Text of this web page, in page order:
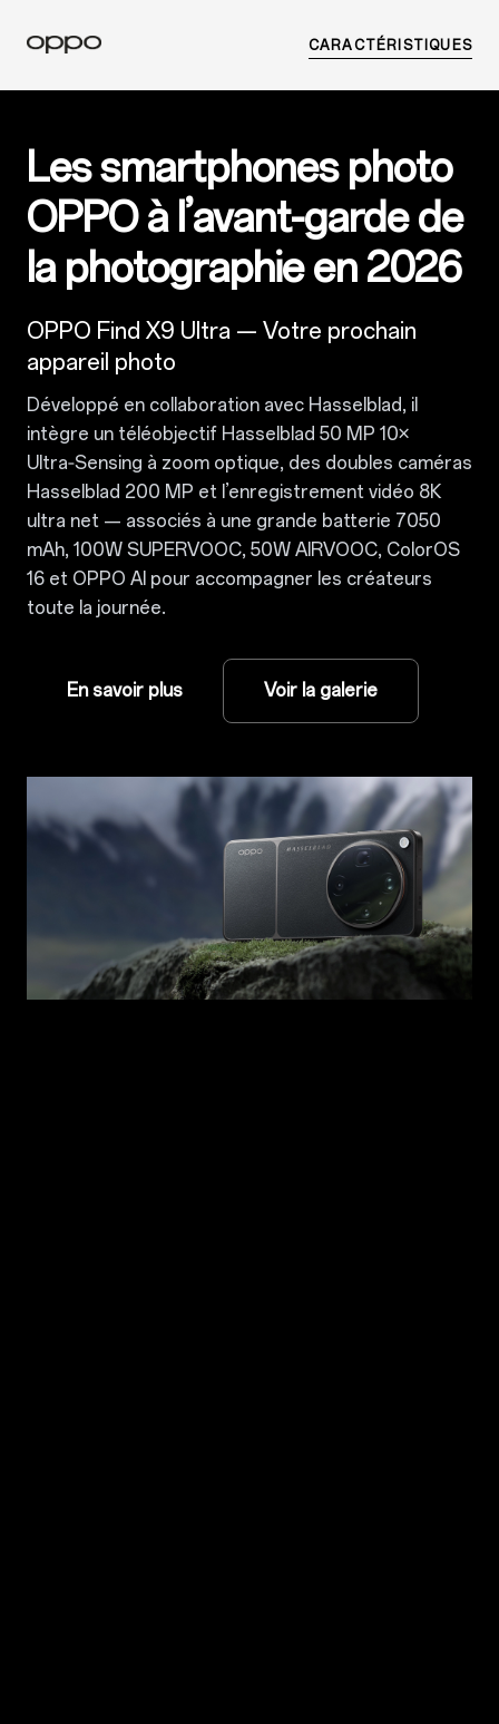
CARACTÉRISTIQUES
Les smartphones photo
OPPO à l’avant-garde de
la photographie en 2026
OPPO Find X9 Ultra — Votre prochain
appareil photo
Développé en collaboration avec Hasselblad, il
intègre un téléobjectif Hasselblad 50 MP 10×
Ultra‑Sensing à zoom optique, des doubles caméras
Hasselblad 200 MP et l’enregistrement vidéo 8K
ultra net — associés à une grande batterie 7050
mAh, 100W SUPERVOOC, 50W AIRVOOC, ColorOS
16 et OPPO AI pour accompagner les créateurs
toute la journée.
En savoir plus Voir la galerie